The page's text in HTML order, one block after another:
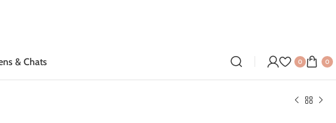
& Chats 0 0